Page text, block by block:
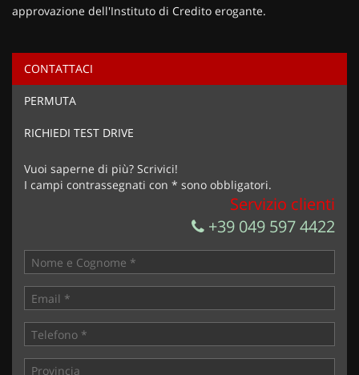
Ho letto e accettol'informativa privacy*
Acconsento al trattamento dei miei dati per finalità di
Invia la tua richiesta
approvazione dell'Instituto di Credito erogante.
CONTATTACI
PERMUTA
RICHIEDI TEST DRIVE
Vuoi saperne di più? Scrivici!
I campi contrassegnati con * sono obbligatori.
Servizio clienti
+39 049 597 4422